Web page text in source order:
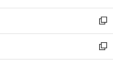
開
く
ウ
で
開
く
ン
ド
ウ
で
開
ウ
ィ
ン
ド
ウ
し
い
ウ
ィ
ン
新
し
い
ウ
新
し